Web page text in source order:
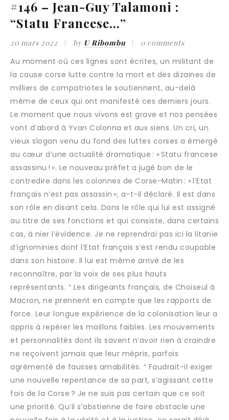
#146 – Jean-Guy Talamoni :
“Statu Francese…”
20 mars 2022 by U Ribombu 0 comments
Au moment où ces lignes sont écrites, un militant de
la cause corse lutte contre la mort et des dizaines de
milliers de compatriotes le soutiennent, au-delà
même de ceux qui ont manifesté ces derniers jours.
Le moment que nous vivons est grave et nos pensées
vont d’abord à Yvan Colonna et aux siens. Un cri, un
vieux slogan venu du fond des luttes corses a émergé
au cœur d’une actualité dramatique : « Statu francese
assassinu ! ». Le nouveau préfet a jugé bon de le
contredire dans les colonnes de Corse-Matin : « l’Etat
français n’est pas assassin », a-t-il déclaré. Il est dans
son rôle en disant cela. Dans le rôle qui lui est assigné
au titre de ses fonctions et qui consiste, dans certains
cas, à nier l’évidence. Je ne reprendrai pas ici la litanie
d’ignominies dont l’Etat français s’est rendu coupable
dans son histoire. Il lui est même arrivé de les
reconnaître, par la voix de ses plus hauts
représentants. “ Les dirigeants français, de Choiseul à
Macron, ne prennent en compte que les rapports de
force. Leur longue expérience de la colonisation leur a
appris à repérer les maillons faibles. Les mouvements
et personnalités dont ils savent n’avoir rien à craindre
ne reçoivent jamais que leur mépris, parfois
agrémenté de fausses amabilités. “ Faudrait-il exiger
une nouvelle repentance de sa part, s’agissant cette
fois de la Corse ? Je ne suis pas certain que ce soit
une priorité. Qu’il s’abstienne de faire obstacle une